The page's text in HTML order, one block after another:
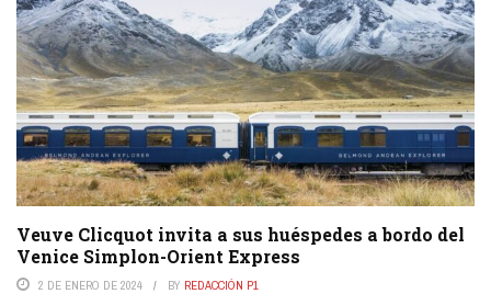
Veuve Clicquot invita a sus huéspedes a bordo del
Venice Simplon-Orient Express
2 DE ENERO DE 2024 BY REDACCIÓN P1